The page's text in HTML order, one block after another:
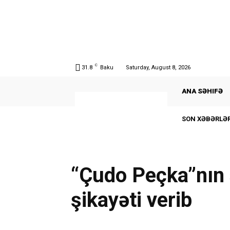
31.8 C Baku Saturday, August 8, 2026
ANA SƏHIFƏ
SON
“Çudo
şikayəti verib